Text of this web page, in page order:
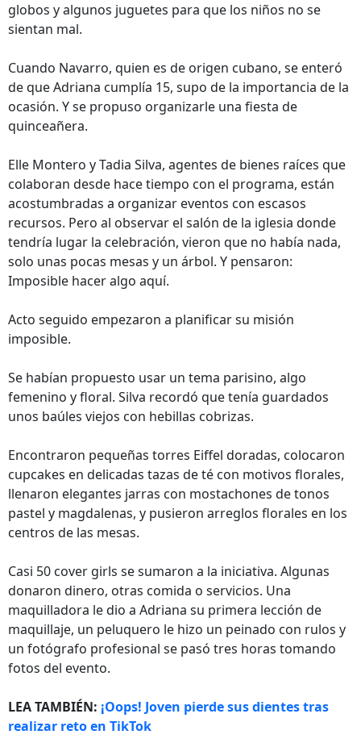
globos y algunos juguetes para que los niños no se
sientan mal.
Cuando Navarro, quien es de origen cubano, se enteró
de que Adriana cumplía 15, supo de la importancia de la
ocasión. Y se propuso organizarle una fiesta de
quinceañera.
Elle Montero y Tadia Silva, agentes de bienes raíces que
colaboran desde hace tiempo con el programa, están
acostumbradas a organizar eventos con escasos
recursos. Pero al observar el salón de la iglesia donde
tendría lugar la celebración, vieron que no había nada,
solo unas pocas mesas y un árbol. Y pensaron:
Imposible hacer algo aquí.
Acto seguido empezaron a planificar su misión
imposible.
Se habían propuesto usar un tema parisino, algo
femenino y floral. Silva recordó que tenía guardados
unos baúles viejos con hebillas cobrizas.
Encontraron pequeñas torres Eiffel doradas, colocaron
cupcakes en delicadas tazas de té con motivos florales,
llenaron elegantes jarras con mostachones de tonos
pastel y magdalenas, y pusieron arreglos florales en los
centros de las mesas.
Casi 50 cover girls se sumaron a la iniciativa. Algunas
donaron dinero, otras comida o servicios. Una
maquilladora le dio a Adriana su primera lección de
maquillaje, un peluquero le hizo un peinado con rulos y
un fotógrafo profesional se pasó tres horas tomando
fotos del evento.
LEA TAMBIÉN: ¡Oops! Joven pierde sus dientes tras
realizar reto en TikTok